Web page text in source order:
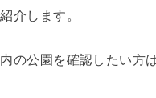
介します。
の公園を確認したい方